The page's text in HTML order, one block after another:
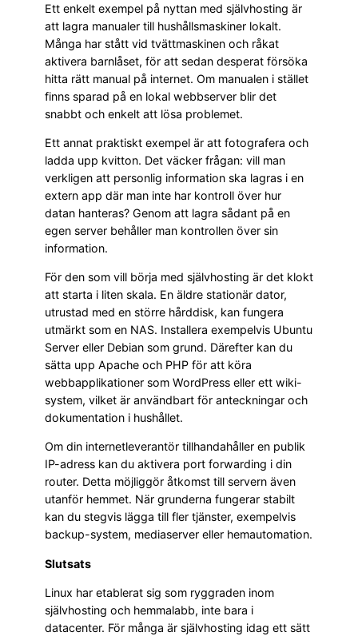
Ett enkelt exempel på nyttan med självhosting är
att lagra manualer till hushållsmaskiner lokalt.
Många har stått vid tvättmaskinen och råkat
aktivera barnlåset, för att sedan desperat försöka
hitta rätt manual på internet. Om manualen i stället
finns sparad på en lokal webbserver blir det
snabbt och enkelt att lösa problemet.
Ett annat praktiskt exempel är att fotografera och
ladda upp kvitton. Det väcker frågan: vill man
verkligen att personlig information ska lagras i en
extern app där man inte har kontroll över hur
datan hanteras? Genom att lagra sådant på en
egen server behåller man kontrollen över sin
information.
För den som vill börja med självhosting är det klokt
att starta i liten skala. En äldre stationär dator,
utrustad med en större hårddisk, kan fungera
utmärkt som en NAS. Installera exempelvis Ubuntu
Server eller Debian som grund. Därefter kan du
sätta upp Apache och PHP för att köra
webbapplikationer som WordPress eller ett wiki-
system, vilket är användbart för anteckningar och
dokumentation i hushållet.
Om din internetleverantör tillhandahåller en publik
IP-adress kan du aktivera port forwarding i din
router. Detta möjliggör åtkomst till servern även
utanför hemmet. När grunderna fungerar stabilt
kan du stegvis lägga till fler tjänster, exempelvis
backup-system, mediaserver eller hemautomation.
Slutsats
Linux har etablerat sig som ryggraden inom
självhosting och hemmalabb, inte bara i
datacenter. För många är självhosting idag ett sätt